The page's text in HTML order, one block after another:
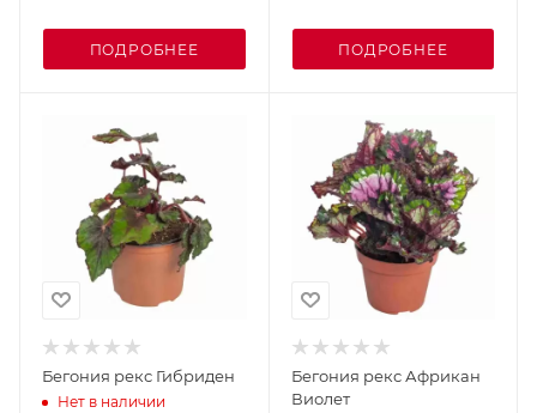
ПОДРОБНЕЕ ПОДРОБНЕЕ
Бегония рекс Гибриден
Нет в наличии
Бегония рекс Африкан
Виолет